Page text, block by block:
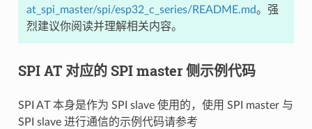
at_spi_master/spi/esp32_c_series/README.md。强
烈建议你阅读并理解相关内容。
SPI AT 对应的 SPI master 侧示例代码
SPI AT 本身是作为 SPI slave 使用的，使用 SPI master 与
SPI slave 进行通信的示例代码请参考